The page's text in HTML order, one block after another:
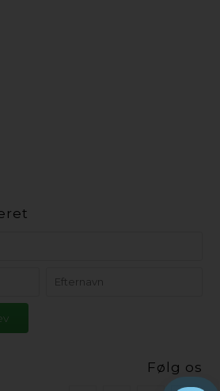
Følg os